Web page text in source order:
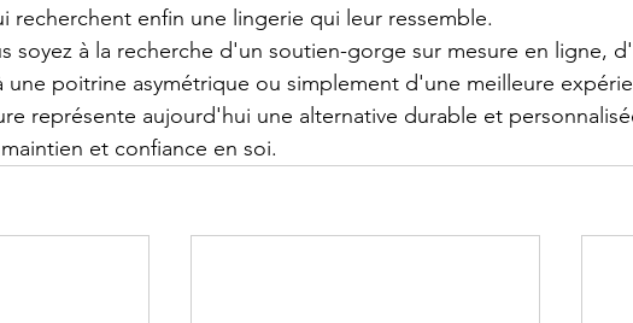
recherchent enfin une lingerie qui leur ressemble.
soyez à la recherche d'un soutien-gorge sur mesure en ligne,
une poitrine asymétrique ou simplement d'une meilleure
représente aujourd'hui une alternative durable et
et confiance en soi.